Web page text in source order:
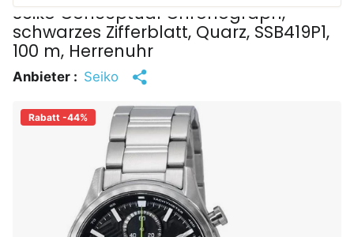
Seiko Conceptual Chronograph,
schwarzes Zifferblatt, Quarz, SSB419P1,
100 m, Herrenuhr
Anbieter : Seiko
Rabatt -44%